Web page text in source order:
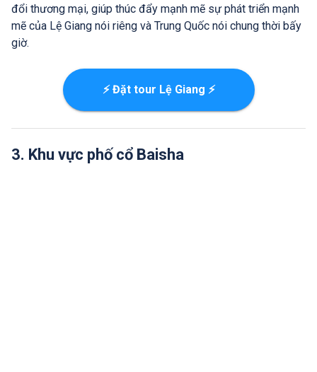
đổi thương mại, giúp thúc đẩy mạnh mẽ sự phát triển mạnh
mẽ của Lệ Giang nói riêng và Trung Quốc nói chung thời bấy
giờ.
⚡ Đặt tour Lệ Giang ⚡
3. Khu vực phố cổ Baisha